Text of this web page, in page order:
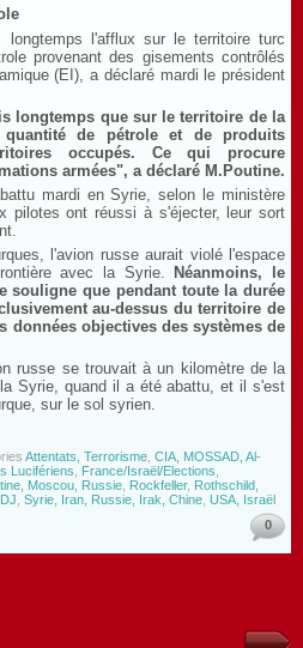
longtemps l'afflux sur le territoire turc
provenant des gisements contrôlés
(EI), a déclaré mardi le président
longtemps que sur le territoire de la
de pétrole et de produits
occupés. Ce qui procure
armées", a déclaré M.Poutine.
mardi en Syrie, selon le ministère
pilotes ont réussi à s'éjecter, leur sort
l'avion russe aurait violé l'espace
avec la Syrie.
Néanmoins, le
souligne que pendant toute la durée
au-dessus du territoire de
données objectives des systèmes de
russe se trouvait à un kilomètre de la
Syrie, quand il a été abattu, et il s'est
sur le sol syrien.
Attentats, Terrorisme CIA, MOSSAD, Al-
Lucifériens France/Israël/Elections
Moscou, Russie Rockfeller, Rothschild,
Syrie, Iran, Russie, Irak, Chine USA, Israël
0